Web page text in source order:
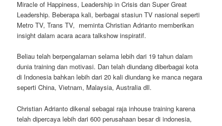
Miracle of Happiness, Leadership in Crisis dan Super Great
Leadership. Beberapa kali, berbagai stasiun TV nasional seperti
Metro TV, Trans TV, meminta Christian Adrianto memberikan
insight dalam acara acara talkshow inspiratif.
Beliau telah berpengalaman selama lebih dari 19 tahun dalam
dunia training dan motivasi. Dan telah diundang diberbagai kota
di Indonesia bahkan lebih dari 20 kali diundang ke manca negara
seperti China, Vietnam, Malaysia, Australia dll.
Christian Adrianto dikenal sebagai raja inhouse training karena
telah dipercaya lebih dari 600 perusahaan besar di indonesia,